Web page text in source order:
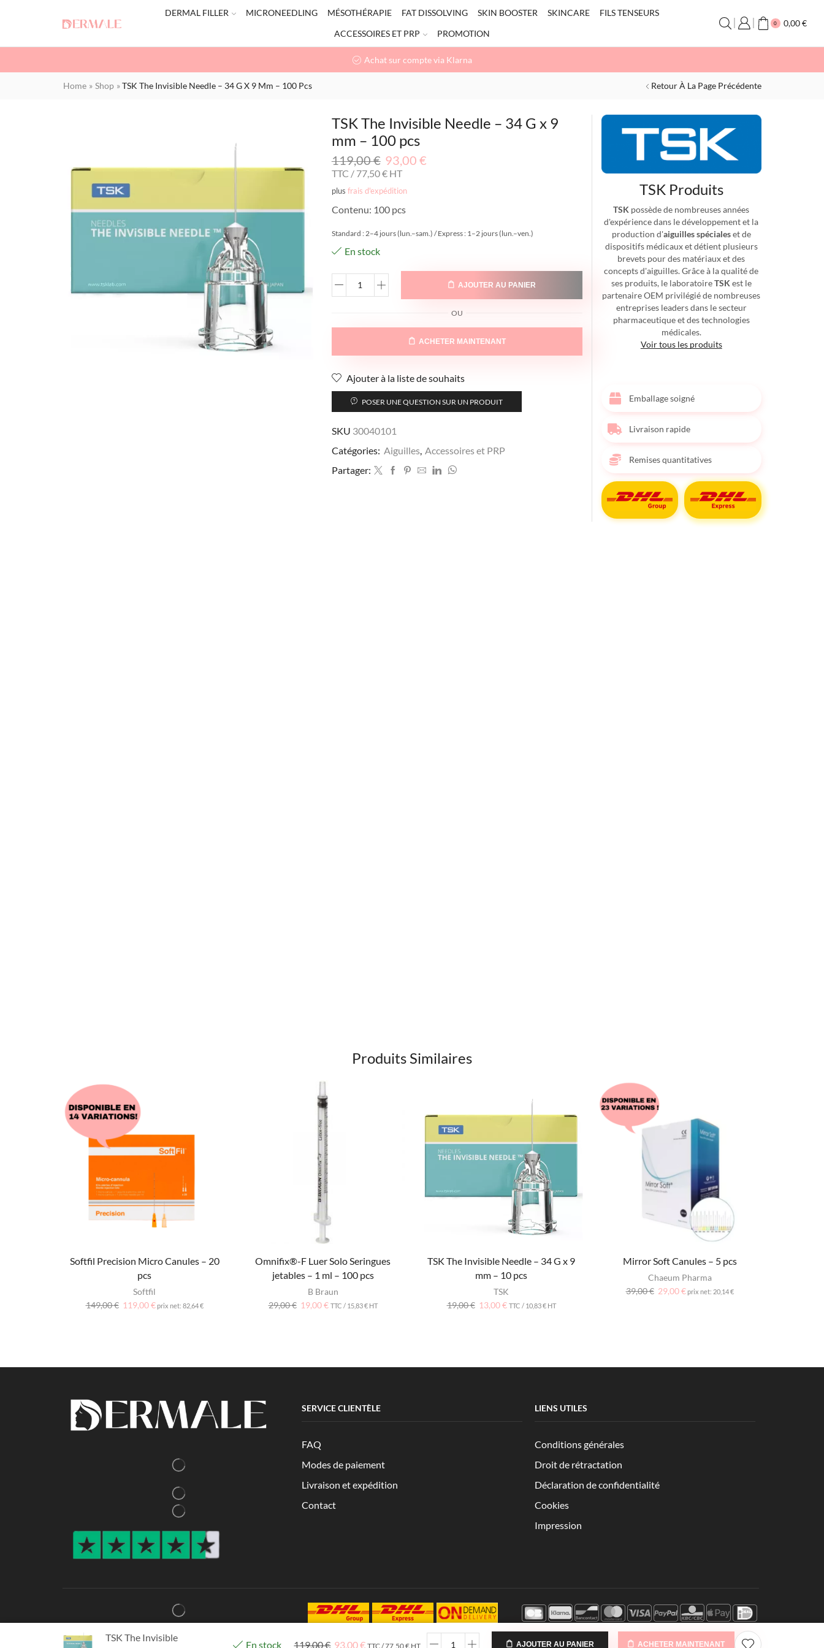
DERMAL FILLER MICRONEEDLING MÉSOTHÉRAPIE FAT DISSOLVING SKIN BOOSTER SKINCARE
FILS TENSEURS
ACCESSOIRES ET PRP
PROMOTION
0 0,00€
Achat sur compte via Klarna
Retour À La Page Précédente
Home » Shop »TSK The Invisible Needle – 34 G X 9 Mm – 100 Pcs
TSK The Invisible Needle – 34 G x 9
mm – 100 pcs
119,00€ 93,00 €
TTC / 77,50€HT
plus frais d'expédition
Contenu: 100 pcs
Standard : 2–4 jours (lun.–sam.) / Express : 1–2 jours (lun.–ven.)
En stock
AJOUTER AU PANIER
OU
ACHETER MAINTENANT
Ajouter à la liste de souhaits
POSER UNE QUESTION SUR UN PRODUIT
SKU 30040101
Catégories: Aiguilles, Accessoires et PRP
Partager:
TSK Produits
TSK possède de nombreuses années
d'expérience dans le développement et la
production d'aiguilles spécialeset de
dispositifs médicaux et détient plusieurs
brevets pour des matériaux et des
concepts d'aiguilles. Grâce à la qualité de
ses produits, le laboratoireTSK est le
partenaire OEM privilégié de nombreuses
entreprises leaders dans le secteur
pharmaceutique et des technologies
médicales.
Voir tous les produits
Emballage soigné
Livraison rapide
Remises quantitatives
Produits Similaires
Softfil Precision Micro Canules – 20
pcs
Softfil
149,00€ 119,00€prix net: 82,64€
Omnifix®-F Luer Solo Seringues
jetables – 1 ml – 100 pcs
B Braun
29,00€ 19,00€ TTC / 15,83€HT
TSK The Invisible Needle – 34 G x 9
mm – 10 pcs
TSK
19,00€ 13,00€ TTC / 10,83€HT
Mirror Soft Canules – 5 pcs
Chaeum Pharma
39,00€ 29,00€prix net: 20,14€
SERVICE CLIENTÈLE
FAQ
Modes de paiement
Livraison et expédition
Contact
LIENS UTILES
Conditions générales
Droit de rétractation
Déclaration de confidentialité
Cookies
Impression
TSK The Invisible
119,00€ 93,00€ TTC /77,50€ HT
En stock AJOUTER AU PANIER ACHETER MAINTENANT